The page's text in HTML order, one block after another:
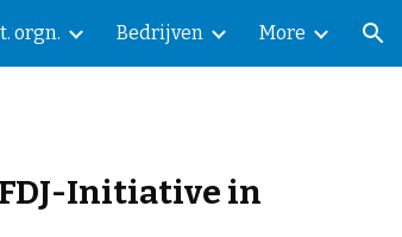
orgn. Bedrijven More
Initiative in